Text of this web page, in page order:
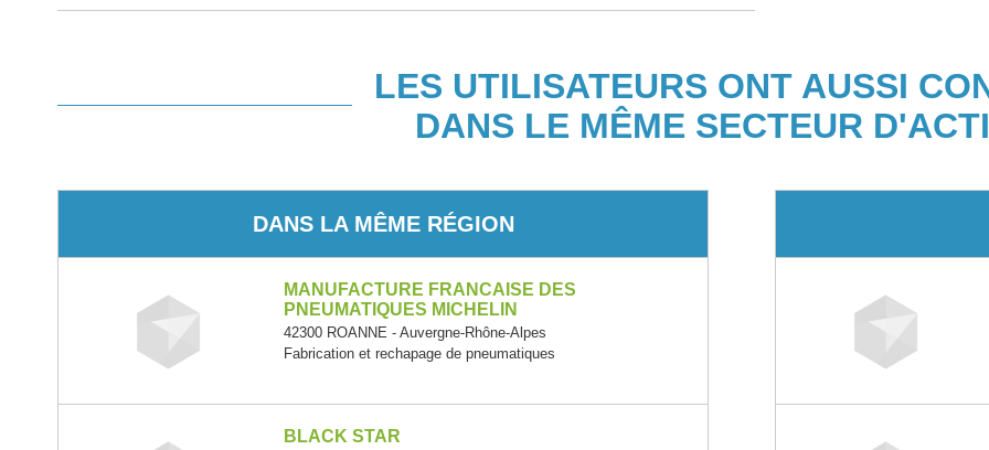
LES UTILISATEURS ONT AUSSI
DANS LE MÊME SECTEUR
DANS LA MÊME RÉGION
MANUFACTURE FRANCAISE DES
PNEUMATIQUES MICHELIN
42300 ROANNE - Auvergne-Rhône-Alpes
Fabrication et rechapage de pneumatiques
BLACK STAR